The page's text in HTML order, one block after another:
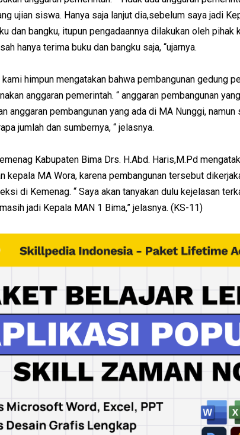
ujian siswa. Hanya saja lanjut dia,sebelum saya jadi
dan bangku, itupun pengadaannya dilakukan oleh pihak
hanya terima buku dan bangku saja, “ujarnya.
himpun mengatakan bahwa pembangunan gedung
anggaran pemerintah. “ anggaran pembangunan
anggaran pembangunan yang ada di MA Nunggi,
jumlah dan sumbernya, “ jelasnya.
Kabupaten Bima Drs. H.Abd. Haris,M.Pd
kepala MA Wora, karena pembangunan tersebut
di Kemenag. “ Saya akan tanyakan dulu kejelasan
jadi Kepala MAN 1 Bima,” jelasnya. (KS-11)